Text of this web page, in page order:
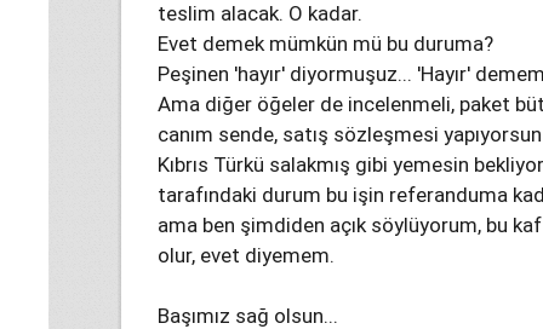
teslim alacak. O kadar.
Evet demek mümkün mü bu duruma?
Peşinen 'hayır' diyormuşuz... 'Hayır'
Ama diğer öğeler de incelenmeli, paket
canım sende, satış sözleşmesi
Kıbrıs Türkü salakmış gibi yemesin
tarafındaki durum bu işin referanduma
ama ben şimdiden açık söylüyorum, bu
olur, evet diyemem.
Başımız sağ olsun...